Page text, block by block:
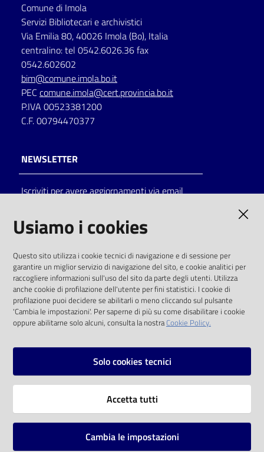
Seguici
su
on line
Eventi
Chiedi al
bibliotecario
Avvisi
Comune di Imola
Servizi Bibliotecari e archivistici
Via Emilia 80, 40026 Imola (Bo), Italia
centralino: tel 0542.6026.36 fax
0542.602602
bim@comune.imola.bo.it
PEC comune.imola@cert.provincia.bo.it
P.IVA 00523381200
C.F. 00794470377
NEWSLETTER
Iscriviti per avere aggiornamenti via email
solo alle condizioni previste dalla direttiva
comunitaria 2003/98/CE e dal d.lgs. 36/2006
SOCIAL
Instagram
Vai alla pagina
Usiamo i cookies
Questo sito utilizza i cookie tecnici di navigazione e di sessione per
garantire un miglior servizio di navigazione del sito, e cookie analitici per
raccogliere informazioni sull'uso del sito da parte degli utenti. Utilizza
anche cookie di profilazione dell'utente per fini statistici. I cookie di
profilazione puoi decidere se abilitarli o meno cliccando sul pulsante
'Cambia le impostazioni'. Per saperne di più su come disabilitare i cookie
oppure abilitarne solo alcuni, consulta la nostraCookie Policy.
Solo cookies tecnici
Accetta tutti
Cambia le impostazioni